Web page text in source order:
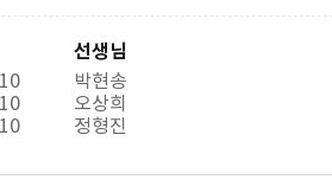
선생님
박현송
오상희
정형진